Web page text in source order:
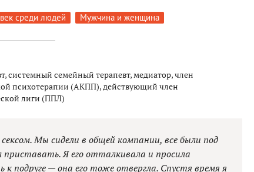
среди людей Мужчина и женщина
системный семейный терапевт, медиатор, член
психотерапии (АКПП), действующий член
лиги (ППЛ)
Мы сидели в общей компании, все были под
Я его отталкивала и просила
подруге — она его тоже отвергла. Спустя время я